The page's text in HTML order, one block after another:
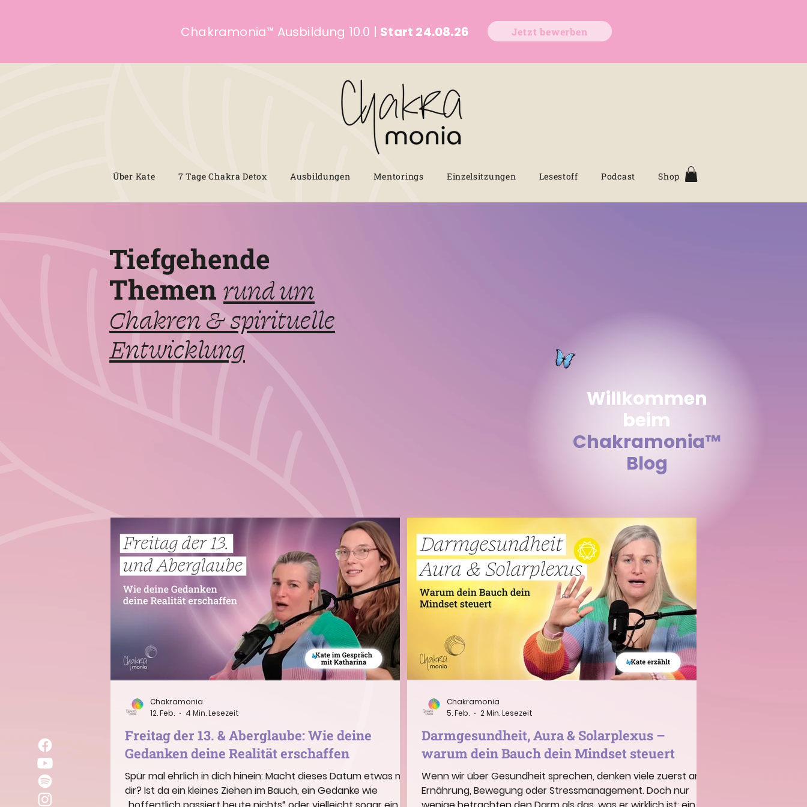
Über Kate 7 Tage Chakra Detox Ausbildungen Mentorings Einzelsitzungen Lesestoff Podcast Shop
Chakramonia™ Ausbildung 10.0 | Start 24.08.26 Jetzt bewerben
Tiefgehende
Themen rund um
Chakren & spirituelle
Entwicklung
Freitag der 13. & Aberglaube: Wie deine
Gedanken deine Realität erschaffen
Spür mal ehrlich in dich hinein: Macht dieses Datum etwas mit
dir? Ist da ein kleines Ziehen im Bauch, ein Gedanke wie
Chakramonia
12. Feb.
4 Min. Lesezeit
Darmgesundheit, Aura & Solarplexus –
warum dein Bauch dein Mindset steuert
Wenn wir über Gesundheit sprechen, denken viele zuerst an
Ernährung, Bewegung oder Stressmanagement. Doch nur
Chakramonia
5. Feb.
2 Min. Lesezeit
Willkommen
beim
Chakramonia™
Blog